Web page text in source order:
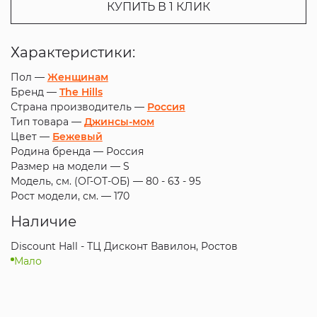
КУПИТЬ В 1 КЛИК
Характеристики:
Пол — Женщинам
Бренд — The Hills
Страна производитель — Россия
Тип товара — Джинсы-мом
Цвет — Бежевый
Родина бренда — Россия
Размер на модели — S
Модель, см. (ОГ-ОТ-ОБ) — 80 - 63 - 95
Рост модели, см. — 170
Наличие
Discount Hall - ТЦ Дисконт Вавилон, Ростов
Мало